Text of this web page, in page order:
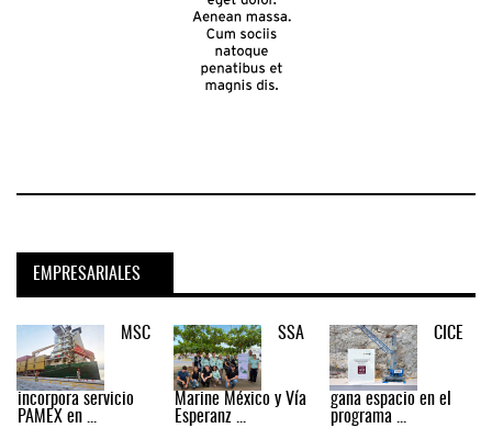
EMPRESARIALES
MSC
incorpora servicio
PAMEX en ...
SSA
Marine México y Vía
Esperanz ...
CICE
gana espacio en el
programa ...